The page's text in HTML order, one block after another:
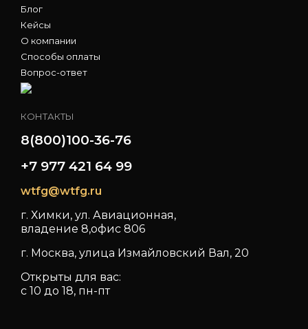
Блог
Кейсы
О компании
Способы оплаты
Вопрос-ответ
КОНТАКТЫ
8(800)100-36-76
+7 977 421 64 99
wtfg@wtfg.ru
г. Химки, ул. Авиационная,
владение 8,офис 806
г. Москва, улица Измайловский Вал, 20
Открыты для вас:
с 10 до 18, пн-пт